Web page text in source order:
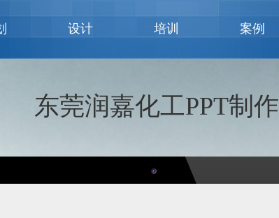
设计 培训 案例
东莞润嘉化工PPT制作